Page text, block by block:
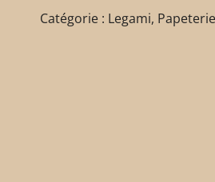
Catégorie : Legami, Papeterie